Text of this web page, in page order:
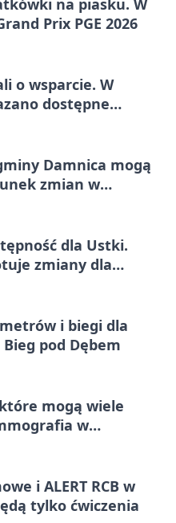
Prix PGE 2026
o wsparcie. W
dostępne
Damnica mogą
zmian w
dla Ustki.
zmiany dla
i biegi dla
pod Dębem
mogą wiele
w
i ALERT RCB w
tylko ćwiczenia